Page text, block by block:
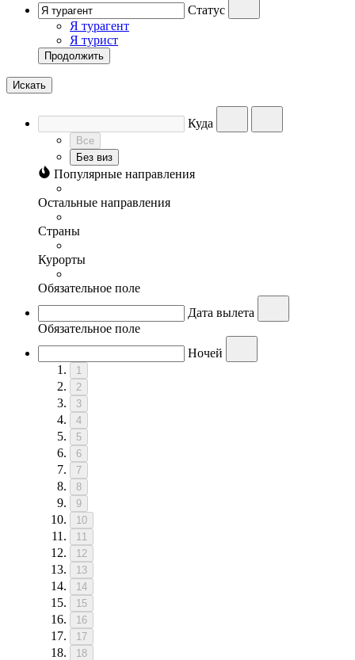
Статус
Я турагент
Я турист
Продолжить
Искать
Куда
Все
Без виз
Популярные направления
Остальные направления
Страны
Курорты
Обязательное поле
Дата вылета
Обязательное поле
Ночей
1
2
3
4
5
6
7
8
9
10
11
12
13
14
15
16
17
18